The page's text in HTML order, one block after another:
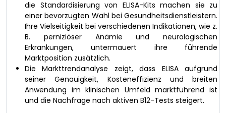
die Standardisierung von ELISA-Kits machen sie zu
einer bevorzugten Wahl bei Gesundheitsdienstleistern.
Ihre Vielseitigkeit bei verschiedenen Indikationen, wie z.
B. perniziöser Anämie und neurologischen
Erkrankungen, untermauert ihre führende
Marktposition zusätzlich.
Die Markttrendanalyse zeigt, dass ELISA aufgrund
seiner Genauigkeit, Kosteneffizienz und breiten
Anwendung im klinischen Umfeld marktführend ist
und die Nachfrage nach aktiven B12-Tests steigert.